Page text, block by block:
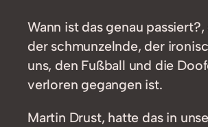
Wann ist das genau passiert?,
der schmunzelnde, der
uns, den Fußball und die
verloren gegangen ist.
Martin Drust, hatte das in